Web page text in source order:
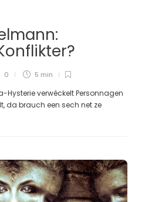
0 5 min
Hysterie verwéckelt Personnagen
da brauch een sech net ze